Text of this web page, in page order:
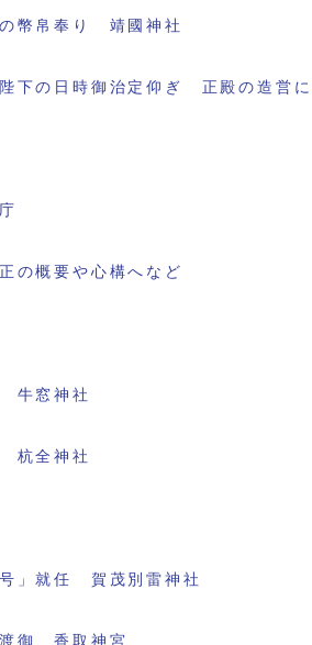
幣帛奉り 靖國神社
の日時御治定仰ぎ 正殿の造営に
概要や心構へなど
牛窓神社
杭全神社
」就任 賀茂別雷神社
御 香取神宮